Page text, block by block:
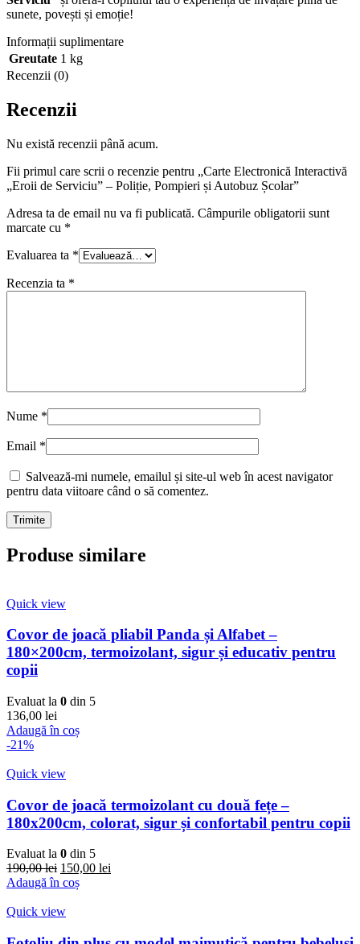
sunete, povești și emoție!
Informații suplimentare
Greutate 1 kg
Recenzii (0)
Recenzii
Nu există recenzii până acum.
Fii primul care scrii o recenzie pentru „Carte Electronică Interactivă
„Eroii de Serviciu” – Poliție, Pompieri și Autobuz Școlar”
Adresa ta de email nu va fi publicată. Câmpurile obligatorii sunt
marcate cu *
Evaluarea ta *
Recenzia ta *
Nume *
Email *
Salvează-mi numele, emailul și site-ul web în acest navigator
pentru data viitoare când o să comentez.
Produse similare
Quick view
Covor de joacă pliabil Panda și Alfabet –
180×200cm, termoizolant, sigur și educativ pentru
copii
Evaluat la 0 din 5
136,00 lei
Adaugă în coș
-21%
Quick view
Covor de joacă termoizolant cu două fețe –
180x200cm, colorat, sigur și confortabil pentru copii
Evaluat la 0 din 5
190,00lei Prețul
inițial
fost:
150,00 lei
Adaugă în coș
Quick view